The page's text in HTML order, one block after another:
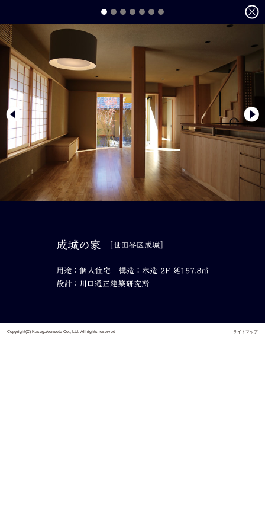
Copyright(C) Kasugakensetu Co., Ltd. All rights reserved サイトマップ